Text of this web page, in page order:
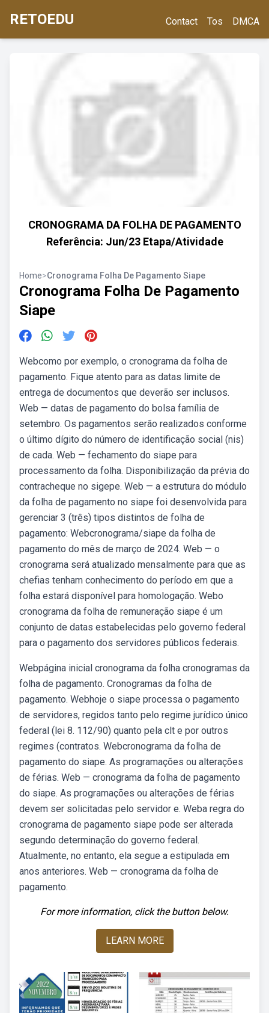
RETOEDU Contact Tos DMCA
CRONOGRAMA DA FOLHA DE PAGAMENTO
Referência: Jun/23 Etapa/Atividade
Home>Cronograma Folha De Pagamento Siape
Cronograma Folha De Pagamento
Siape
Webcomo por exemplo, o cronograma da folha de
pagamento. Fique atento para as datas limite de
entrega de documentos que deverão ser inclusos.
Web — datas de pagamento do bolsa família de
setembro. Os pagamentos serão realizados conforme
o último dígito do número de identificação social (nis)
de cada. Web — fechamento do siape para
processamento da folha. Disponibilização da prévia do
contracheque no sigepe. Web — a estrutura do módulo
da folha de pagamento no siape foi desenvolvida para
gerenciar 3 (três) tipos distintos de folha de
pagamento: Webcronograma/siape da folha de
pagamento do mês de março de 2024. Web — o
cronograma será atualizado mensalmente para que as
chefias tenham conhecimento do período em que a
folha estará disponível para homologação. Webo
cronograma da folha de remuneração siape é um
conjunto de datas estabelecidas pelo governo federal
para o pagamento dos servidores públicos federais.
Webpágina inicial cronograma da folha cronogramas da
folha de pagamento. Cronogramas da folha de
pagamento. Webhoje o siape processa o pagamento
de servidores, regidos tanto pelo regime jurídico único
federal (lei 8. 112/90) quanto pela clt e por outros
regimes (contratos. Webcronograma da folha de
pagamento do siape. As programações ou alterações
de férias. Web — cronograma da folha de pagamento
do siape. As programações ou alterações de férias
devem ser solicitadas pelo servidor e. Weba regra do
cronograma de pagamento siape pode ser alterada
segundo determinação do governo federal.
Atualmente, no entanto, ela segue a estipulada em
anos anteriores. Web — cronograma da folha de
pagamento.
For more information, click the button below.
LEARN MORE